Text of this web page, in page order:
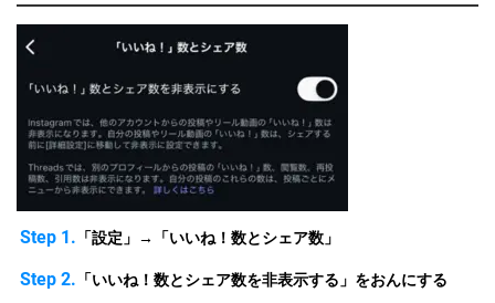
Step 1. 「設定」→「いいね！数とシェア数」
Step 2. 「いいね！数とシェア数を非表示する」をおんにする